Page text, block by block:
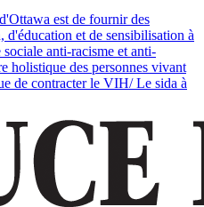
est de fournir des
d'éducation et de sensibilisation à
anti-racisme et anti-
holistique des personnes vivant
de contracter le VIH/ Le sida à